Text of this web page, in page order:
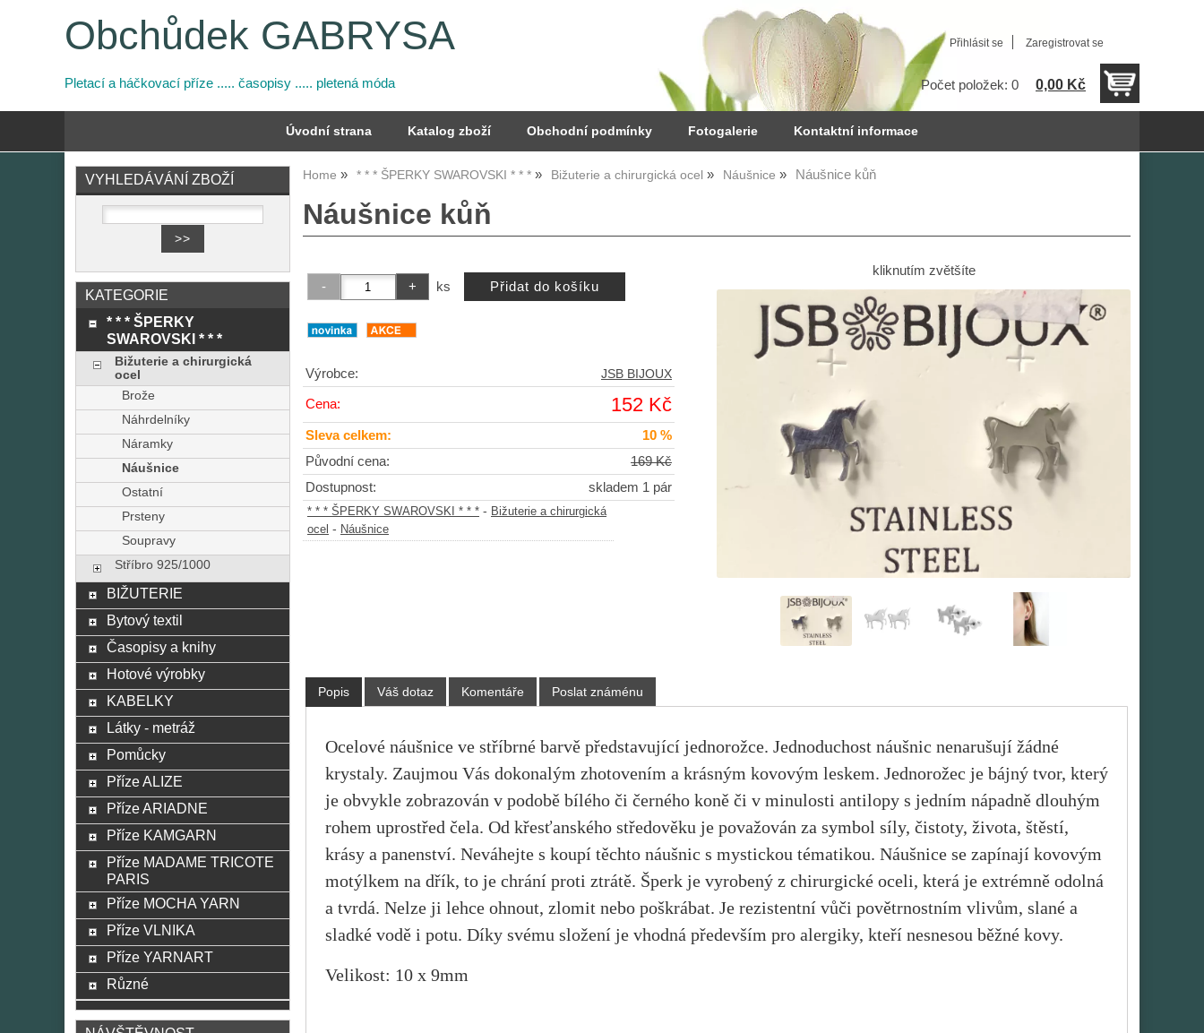
Přihlásit se Zaregistrovat se
Počet položek: 0 0,00 Kč
Obchůdek GABRYSA
Pletací a háčkovací příze ..... časopisy ..... pletená móda
Úvodní strana Katalog zboží Obchodní podmínky Fotogalerie Kontaktní informace
Home * * * ŠPERKY SWAROVSKI * * * Bižuterie a chirurgická ocel Náušnice Náušnice kůň
Náušnice kůň
kliknutím zvětšíte
ks
Výrobce: JSB BIJOUX
Cena: 152 Kč
Sleva celkem:
10 %
Původní cena:
169 Kč
Dostupnost:
skladem 1 pár
* * * ŠPERKY SWAROVSKI * * * - Bižuterie a chirurgická
ocel - Náušnice
Popis Váš dotaz Komentáře Poslat známénu
Ocelové náušnice ve stříbrné barvě představující jednorožce. Jednoduchost náušnic nenarušují žádné
krystaly. Zaujmou Vás dokonalým zhotovením a krásným kovovým leskem. Jednorožec je bájný tvor, který
je obvykle zobrazován v podobě bílého či černého koně či v minulosti antilopy s jedním nápadně dlouhým
rohem uprostřed čela. Od křesťanského středověku je považován za symbol síly, čistoty, života, štěstí,
krásy a panenství. Neváhejte s koupí těchto náušnic s mystickou tématikou. Náušnice se zapínají kovovým
motýlkem na dřík, to je chrání proti ztrátě. Šperk je vyrobený z chirurgické oceli, která je extrémně odolná
a tvrdá. Nelze ji lehce ohnout, zlomit nebo poškrábat. Je rezistentní vůči povětrnostním vlivům, slané a
sladké vodě i potu. Díky svému složení je vhodná především pro alergiky, kteří nesnesou běžné kovy.
Velikost: 10 x 9mm
VYHLEDÁVÁNÍ ZBOŽÍ
KATEGORIE
* * * ŠPERKY
SWAROVSKI * * *
Bižuterie a chirurgická
ocel
Brože
Náhrdelníky
Náramky
Náušnice
Ostatní
Prsteny
Soupravy
Stříbro 925/1000
BIŽUTERIE
Bytový textil
Časopisy a knihy
Hotové výrobky
KABELKY
Látky - metráž
Pomůcky
Příze ALIZE
Příze ARIADNE
Příze KAMGARN
Příze MADAME TRICOTE
PARIS
Příze MOCHA YARN
Příze VLNIKA
Příze YARNART
Různé